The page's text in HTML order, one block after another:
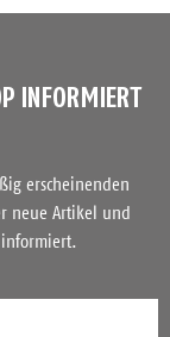
INFORMIERT
erscheinenden
neue Artikel und
informiert.